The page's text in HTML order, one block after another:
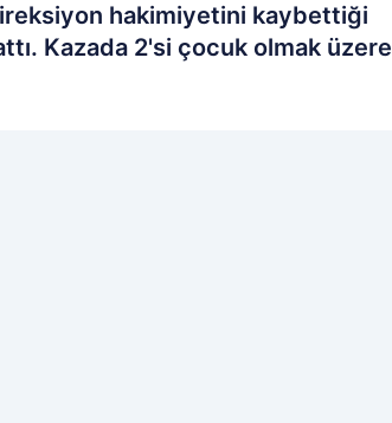
hakimiyetini kaybettiği
Kazada 2'si çocuk olmak üzere